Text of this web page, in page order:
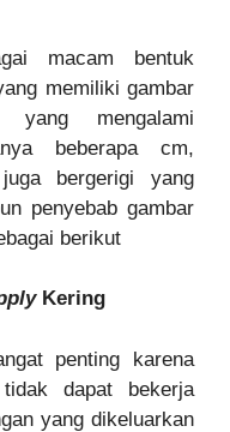
macam bentuk
memiliki gambar
mengalami
beberapa cm,
bergerigi yang
penyebab gambar
berikut
Kering
penting karena
dapat bekerja
yang dikeluarkan